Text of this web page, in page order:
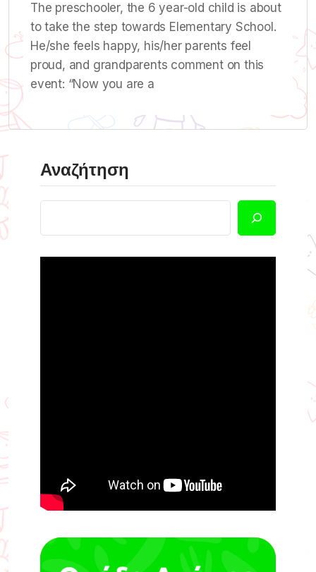
The preschooler, the 6 year-old child is about
to take the step towards Elementary School.
He/she feels happy, his/her parents feel
proud, and grandparents comment on this
event: “Now you are a
Αναζήτηση